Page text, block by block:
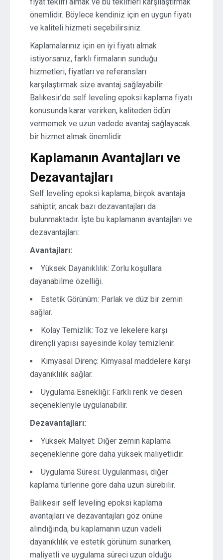
önemlidir. Böylece kendiniz için en uygun fiyatı
ve kaliteli hizmeti seçebilirsiniz.
Kaplamalarınız için en iyi fiyatı almak
istiyorsanız, farklı firmaların sunduğu
hizmetleri, fiyatları ve referansları
karşılaştırmak size avantaj sağlayabilir.
Balıkesir’de self leveling epoksi kaplama fiyatı
konusunda karar verirken, kaliteden ödün
vermemek ve uzun vadede avantaj sağlayacak
bir hizmet almak önemlidir.
Kaplamanın Avantajları ve
Dezavantajları
Self leveling epoksi kaplama, birçok avantaja
sahiptir, ancak bazı dezavantajları da
bulunmaktadır. İşte bu kaplamanın avantajları ve
dezavantajları:
Avantajları:
Yüksek Dayanıklılık: Zorlu koşullara
dayanabilme özelliği.
Estetik Görünüm: Parlak ve düz bir zemin
sağlar.
Kolay Temizlik: Toz ve lekelere karşı
dirençli yapısı sayesinde kolay temizlenir.
Kimyasal Direnç: Kimyasal maddelere karşı
dayanıklılık sağlar.
Uygulama Esnekliği: Farklı renk ve desen
seçenekleriyle uygulanabilir.
Dezavantajları:
Yüksek Maliyet: Diğer zemin kaplama
seçeneklerine göre daha yüksek maliyetlidir.
Uygulama Süresi: Uygulanması, diğer
kaplama türlerine göre daha uzun sürebilir.
Balıkesir self leveling epoksi kaplama
avantajları ve dezavantajları göz önüne
alındığında, bu kaplamanın uzun vadeli
dayanıklılık ve estetik görünüm sunarken,
maliyetli ve uygulama süreci uzun olduğu